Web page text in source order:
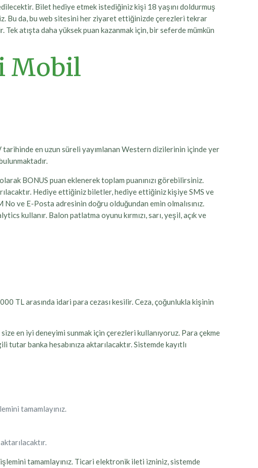
Bilet hediye etmek istediğiniz kişi 18 yaşını doldurmuş
Bu da, bu web sitesini her ziyaret ettiğinizde çerezleri tekrar
Tek atışta daha yüksek puan kazanmak için, bir seferde mümkün
Mobil
en uzun süreli yayımlanan Western dizilerinin içinde yer
BONUS puan eklenerek toplam puanınızı görebilirsiniz.
Hediye ettiğiniz biletler, hediye ettiğiniz kişiye SMS ve
ve E-Posta adresinin doğru olduğundan emin olmalısınız.
kullanır. Balon patlatma oyunu kırmızı, sarı, yeşil, açık ve
TL arasında idari para cezası kesilir. Ceza, çoğunlukla kişinin
en iyi deneyimi sunmak için çerezleri kullanıyoruz. Para çekme
banka hesabınıza aktarılacaktır. Sistemde kayıtlı
tamamlayınız.
tamamlayınız. Ticari elektronik ileti izniniz, sistemde